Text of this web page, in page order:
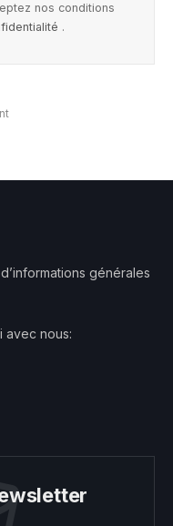
nos conditions
.
générales
avec nous: